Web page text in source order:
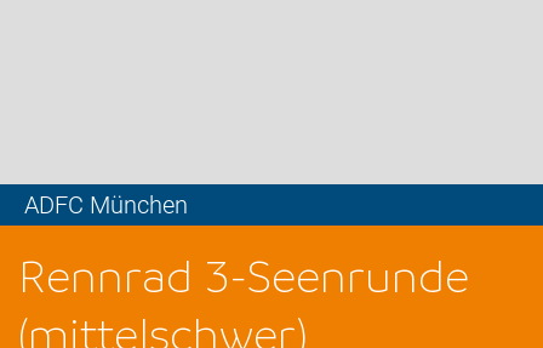
ADFC München
Rennrad 3-Seenrunde
(mittelschwer)